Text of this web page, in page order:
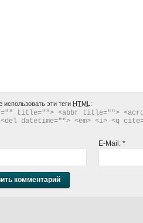
эти теги HTML :
title=""> <abbr title="">
<del datetime=""> <em> <i> <q
E-Mail: *